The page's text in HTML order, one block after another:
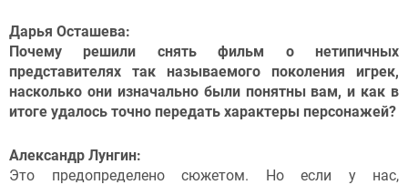
Дарья Осташева:
Почему решили снять фильм о нетипичных
представителях так называемого поколения игрек,
насколько они изначально были понятны вам, и как в
итоге удалось точно передать характеры персонажей?
Александр Лунгин:
Это предопределено сюжетом. Но если у нас,